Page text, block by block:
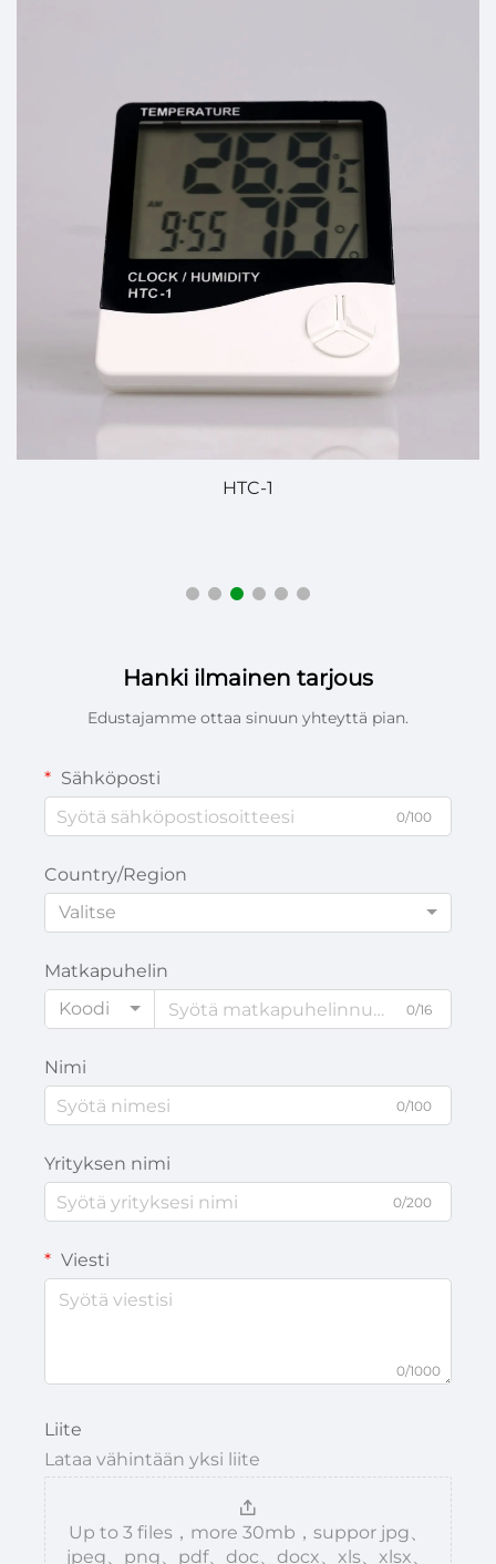
HTC-1
Hanki ilmainen tarjous
Edustajamme ottaa sinuun yhteyttä pian.
Sähköposti
0/100
Country/Region
Valitse
Matkapuhelin
Koodi
0/16
Nimi
0/100
Yrityksen nimi
0/200
Viesti
0/1000
Liite
Lataa vähintään yksi liite
Up to 3 files，more 30mb，suppor jpg、
jpeg、png、pdf、doc、docx、xls、xlsx、